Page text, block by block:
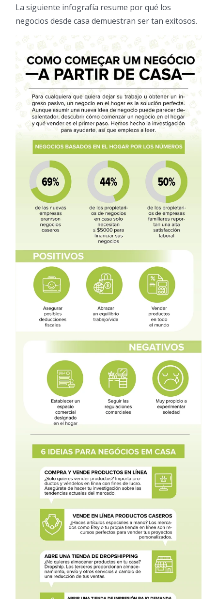
La siguiente infografía resume por qué los
negocios desde casa demuestran ser tan exitosos.